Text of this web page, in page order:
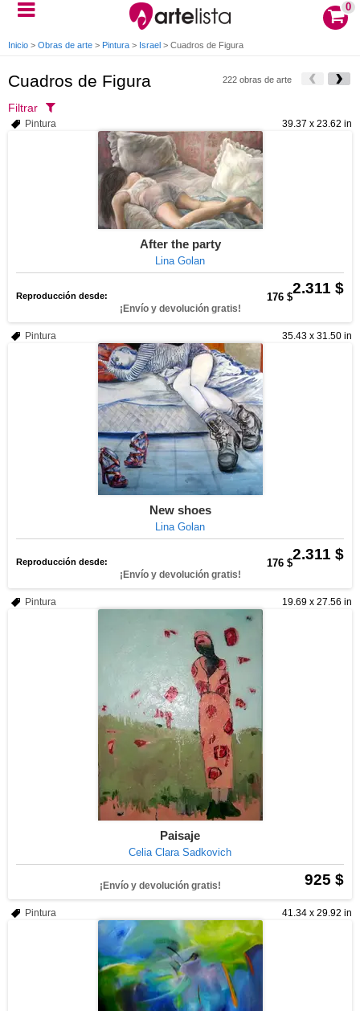
0
Inicio > Obras de arte > Pintura > Israel > Cuadros de Figura
Cuadros de Figura 222 obras de arte
Filtrar
39.37 x 23.62 in
Pintura
After the party
Lina Golan
2.311 $
Reproducción desde: 176 $
¡Envío y devolución gratis!
35.43 x 31.50 in
Pintura
New shoes
Lina Golan
2.311 $
Reproducción desde: 176 $
¡Envío y devolución gratis!
19.69 x 27.56 in
Pintura
Paisaje
Celia Clara Sadkovich
925 $
¡Envío y devolución gratis!
41.34 x 29.92 in
Pintura